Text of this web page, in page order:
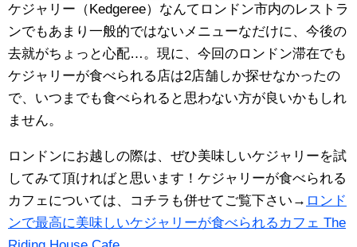
ケジャリー（Kedgeree）なんてロンドン市内のレストラ
ンでもあまり一般的ではないメニューなだけに、今後の
去就がちょっと心配…。現に、今回のロンドン滞在でも
ケジャリーが食べられる店は2店舗しか探せなかったの
で、いつまでも食べられると思わない方が良いかもしれ
ません。
ロンドンにお越しの際は、ぜひ美味しいケジャリーを試
してみて頂ければと思います！ケジャリーが食べられる
カフェについては、コチラも併せてご覧下さい→ ロンド
ンで最高に美味しいケジャリーが食べられるカフェ The